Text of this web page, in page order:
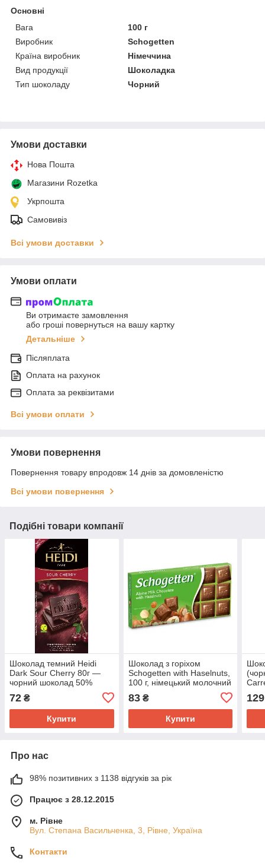
Основні
Вага
100 г
Виробник
Schogetten
Країна виробник
Німеччина
Вид продукції
Шоколадка
Тип шоколаду
Чорний
Умови доставки
Нова Пошта
Магазини Rozetka
Укрпошта
Самовивіз
Всі умови доставки
Умови оплати
Ви отримаєте замовлення
або гроші повернуться на вашу картку
Детальніше
Післяплата
Оплата на рахунок
Оплата за реквізитами
Всі умови оплати
Умови повернення
Повернення товару впродовж 14 днів за домовленістю
Всі умови повернення
Подібні товари компанії
Шоколад темний Heidi
Dark Sour Cherry 80г —
чорний шоколад 50%
72 ₴
Купити
Шоколад з горіхом
Schogetten with Haselnuts,
100 г, німецький молочний
83₴
Купити
129
Про нас
98% позитивних з 1138 відгуків за рік
Працює з 28.12.2015
м. Рівне
Вул. Степана Васильченка, 3, Рівне, Україна
Контакти